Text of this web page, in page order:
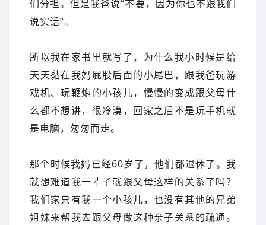
们分担。但是我爸说“不要，因为你也不跟我们
说实话”。
所以我在家书里就写了，为什么我小时候是给
天天黏在我妈屁股后面的小尾巴，跟我爸玩游
戏机、玩鞭炮的小孩儿，慢慢的变成跟父母什
么都不想讲，很冷漠，回家之后不是玩手机就
是电脑，匆匆而走。
那个时候我妈已经60岁了，他们都退休了。我
就想难道我一辈子就跟父母这样的关系了吗？
我们家只有我一个小孩儿，也没有其他的兄弟
姐妹来帮我去跟父母做这种亲子关系的疏通。